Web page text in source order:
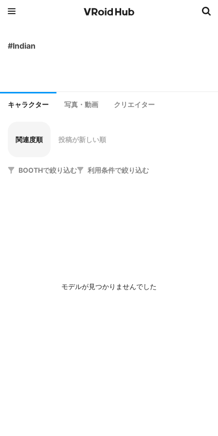
#Indian
キャラクター 写真・動画 クリエイター
関連度順 投稿が新しい順
BOOTHで絞り込む 利用条件で絞り込む
モデルが見つかりませんでした